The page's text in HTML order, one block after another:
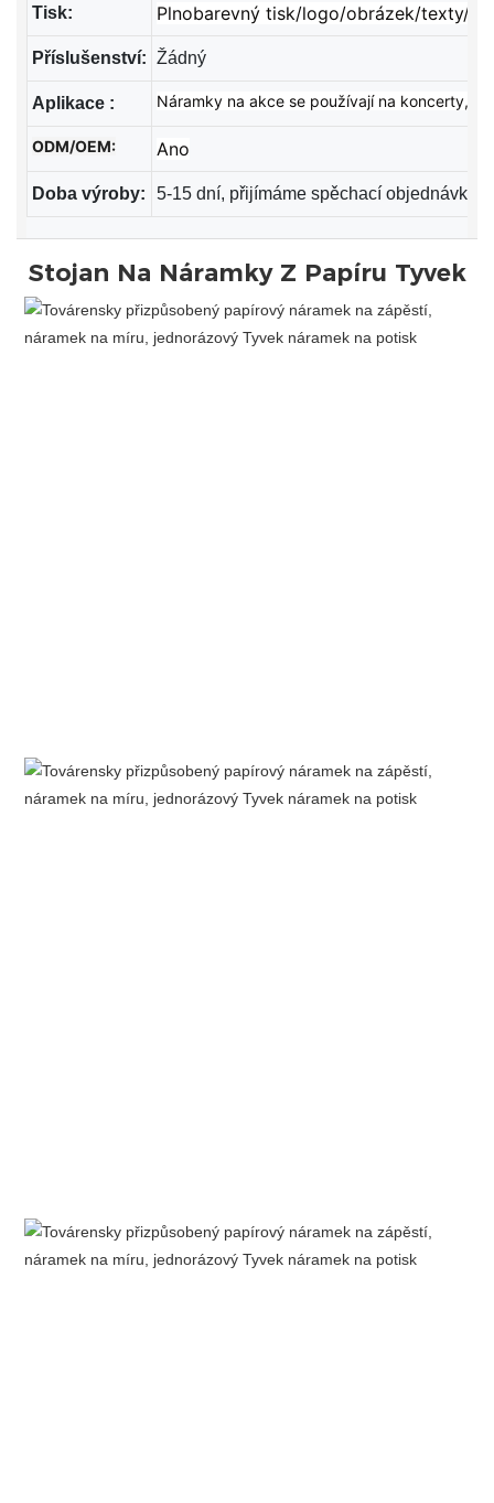
Tisk: Plnobarevný tisk/logo/obrázek/texty/
Příslušenství: Žádný
Aplikace: Náramky na akce se používají na koncerty,
ODM/OEM: Ano
Doba výroby: 5-15 dní, přijímáme spěchací objednávky
Stojan Na Náramky Z Papíru Tyvek